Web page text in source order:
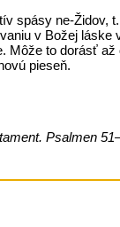
ne-
v Božej
to dorásť
pieseň.
Psalmen